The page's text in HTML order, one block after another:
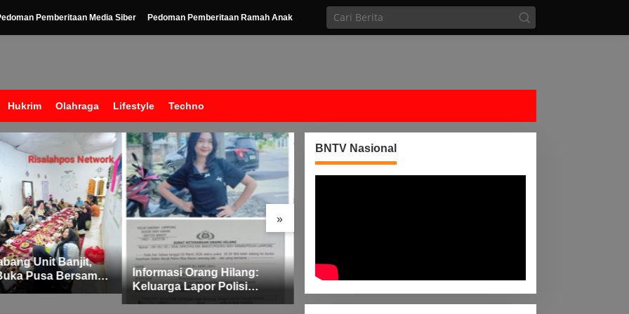
Pemberitaan Media Siber Pedoman Pemberitaan Ramah Anak
Hukrim Olahraga Lifestyle Techno
»
Unit Banjit,
Pusa Bersama:
Informasi Orang Hilang:
Keluarga Lapor Polisi
BNTV Nasional